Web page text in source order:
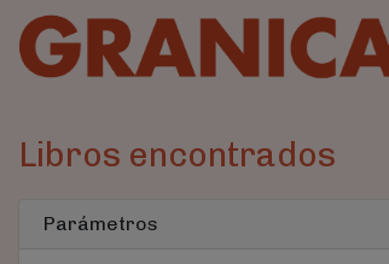
Libros encontrados
Parámetros